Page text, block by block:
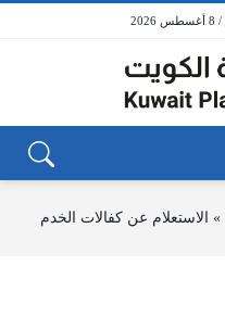
» الاستعلام عن كفالات الخدم